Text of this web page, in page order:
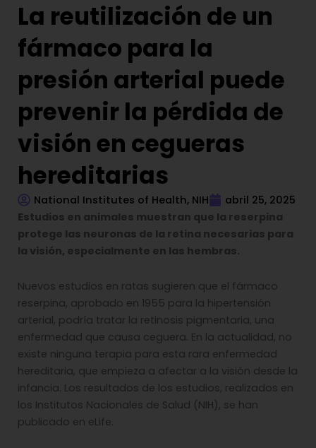
La reutilización de un
fármaco para la
presión arterial puede
prevenir la pérdida de
visión en cegueras
hereditarias
National Institutes of Health, NIH
abril 25, 2025
Estudios en animales muestran que la reserpina
protege las neuronas de la retina necesarias para
la visión, especialmente en las hembras.
Nuevos estudios en ratas sugieren que el fármaco
reserpina, aprobado en 1955 para la hipertensión
arterial, podría tratar la retinosis pigmentaria, una
enfermedad que causa ceguera. En la actualidad, no
existe ninguna terapia para esta rara enfermedad
hereditaria, que empieza a afectar a la visión desde la
infancia. Los resultados de los estudios, realizados en
los Institutos Nacionales de Salud (NIH), se han
publicado en eLife.